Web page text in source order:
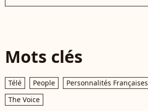
Mots clés
Télé People Personnalités Françaises
The Voice